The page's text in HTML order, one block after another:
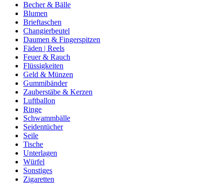
Becher & Bälle
Blumen
Brieftaschen
Changierbeutel
Daumen & Fingerspitzen
Fäden | Reels
Feuer & Rauch
Flüssigkeiten
Geld & Münzen
Gummibänder
Zauberstäbe & Kerzen
Luftballon
Ringe
Schwammbälle
Seidentücher
Seile
Tische
Unterlagen
Würfel
Sonstiges
Zigaretten